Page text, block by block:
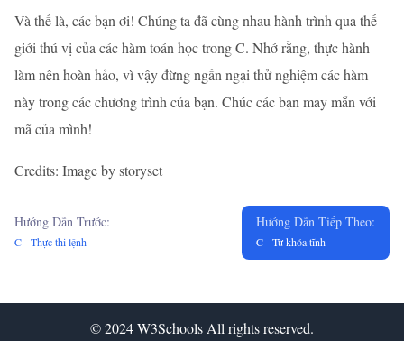
Và thế là, các bạn ơi! Chúng ta đã cùng nhau hành trình qua thế
giới thú vị của các hàm toán học trong C. Nhớ rằng, thực hành
làm nên hoàn hảo, vì vậy đừng ngần ngại thử nghiệm các hàm
này trong các chương trình của bạn. Chúc các bạn may mắn với
mã của mình!
Credits: Image by storyset
Hướng Dẫn Trước:
C - Thực thi lệnh
Hướng Dẫn Tiếp Theo:
C - Từ khóa tĩnh
© 2024W3Schools All rights reserved.